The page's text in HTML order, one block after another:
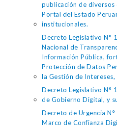
publicación de
Portal del Estado
institucionales.
Decreto Legislativo N°
Nacional de
Información Pública,
Protección de Datos
la Gestión de
Decreto Legislativo N°
de Gobierno Digital, y
Decreto de Urgencia
Marco de Confianza